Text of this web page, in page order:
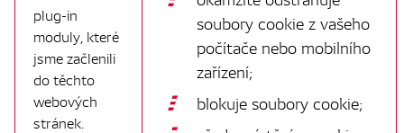
plug-in
moduly, které
jsme začlenili
do těchto
webových
stránek.
soubory cookie z vašeho
počítače nebo mobilního
zařízení;
blokuje soubory cookie;